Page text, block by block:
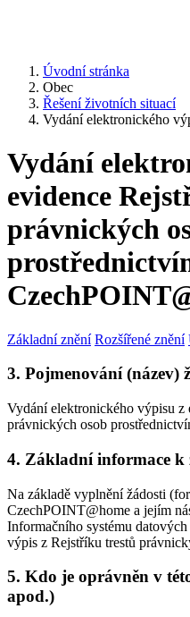
Úvodní stránka
Obec
Řešení životních situací
Vydání elektronického
Vydání
evidence
právnických
Základní znění Rozšířené znění
3. Pojmenování (název)
Vydání elektronického výpisu z
právnických osob
4. Základní informace k
Na základě vyplnění žádosti
CzechPOINT@home a jejím
Informačního systému
výpis z Rejstříku trestů
5. Kdo je oprávněn v
apod.)